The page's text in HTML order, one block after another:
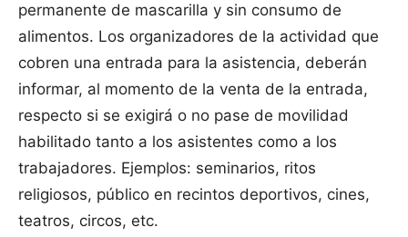
permanente de mascarilla y sin consumo de
alimentos. Los organizadores de la actividad que
cobren una entrada para la asistencia, deberán
informar, al momento de la venta de la entrada,
respecto si se exigirá o no pase de movilidad
habilitado tanto a los asistentes como a los
trabajadores. Ejemplos: seminarios, ritos
religiosos, público en recintos deportivos, cines,
teatros, circos, etc.